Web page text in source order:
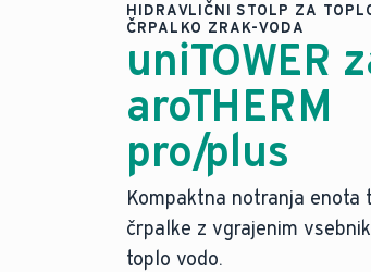
HIDRAVLIČNI STOLP ZA
ČRPALKO ZRAK-VODA
uniTOWER
aroTHERM
pro/plus
Kompaktna notranja enota
črpalke z vgrajenim
toplo vodo.